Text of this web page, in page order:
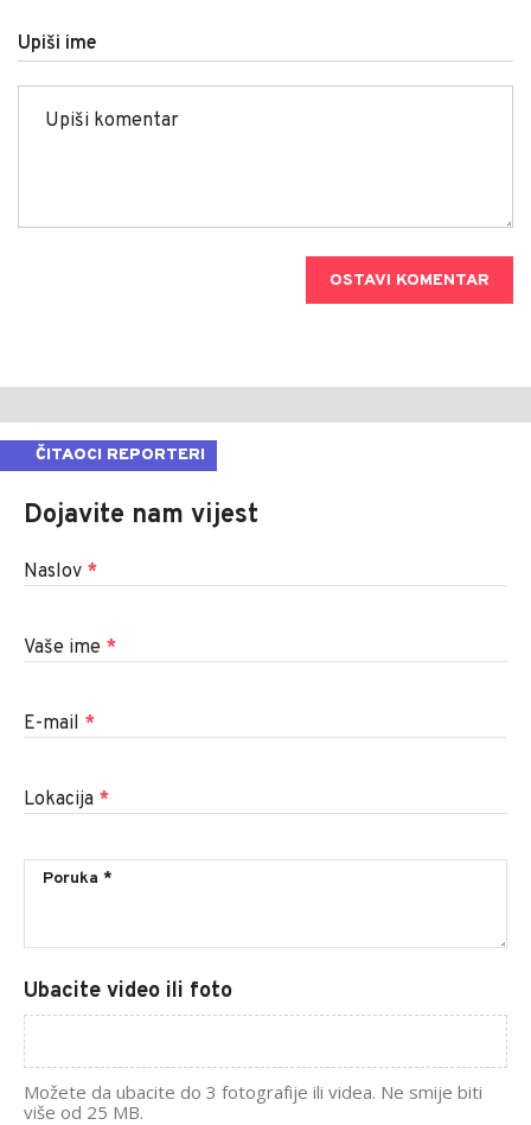
Upiši ime
OSTAVI KOMENTAR
ČITAOCI REPORTERI
Dojavite nam vijest
Naslov *
Vaše ime *
E-mail *
Lokacija *
Ubacite video ili foto
Možete da ubacite do 3 fotografije ili videa. Ne smije biti
više od 25 MB.